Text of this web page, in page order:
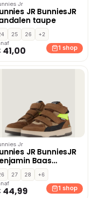
Jr
JR BunniesJR
taupe
25 26
+2
41,00 1 shop
Jr
JR BunniesJR
Baas
cognac Leer
27 28
+6
44,99 1 shop